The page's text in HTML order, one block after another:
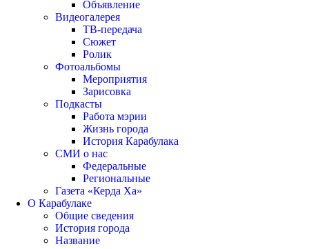
Объявление
Видеогалерея
ТВ-передача
Сюжет
Ролик
Фотоальбомы
Мероприятия
Зарисовка
Подкасты
Работа мэрии
Жизнь города
История Карабулака
СМИ о нас
Федеральные
Региональные
Газета «Керда Ха»
О Карабулаке
Общие сведения
История города
Название